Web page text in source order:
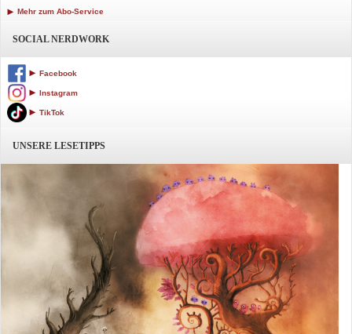
Mehr zum Abo-Service
SOCIAL NERDWORK
Facebook
Instagram
TikTok
UNSERE LESETIPPS